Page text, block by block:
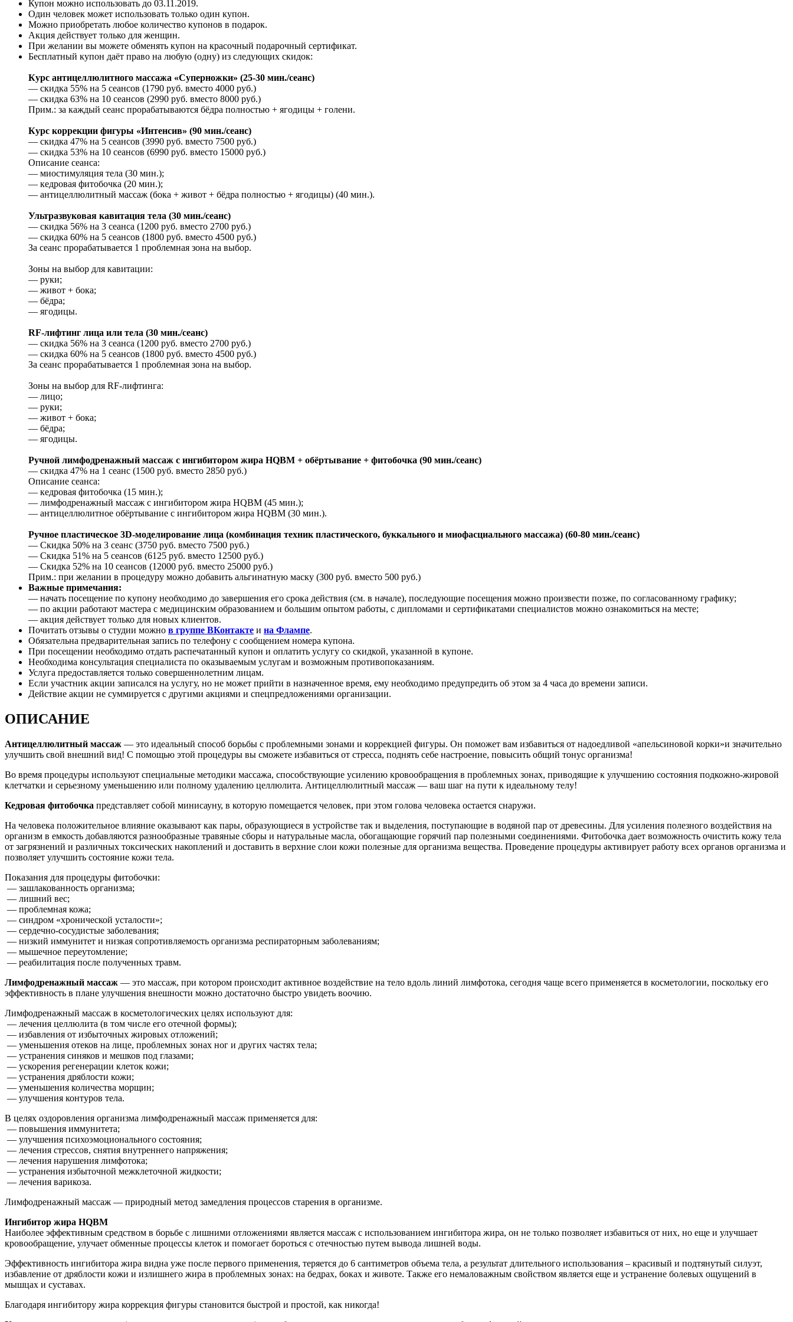
Купон можно использовать до 03.11.2019.
Один человек может использовать только один купон.
Можно приобретать любое количество купонов в подарок.
Акция действует только для женщин.
При желании вы можете обменять купон на красочный подарочный сертификат.
Бесплатный купон даёт право на любую (одну) из следующих скидок:
Курс антицеллюлитного массажа «Суперножки» (25-30 мин./сеанс)
— скидка 55% на 5 сеансов (1790 руб. вместо 4000 руб.)
— скидка 63% на 10 сеансов (2990 руб. вместо 8000 руб.)
Прим.: за каждый сеанс прорабатываются бёдра полностью + ягодицы + голени.
Курс коррекции фигуры «Интенсив» (90 мин./сеанс)
— скидка 47% на 5 сеансов (3990 руб. вместо 7500 руб.)
— скидка 53% на 10 сеансов (6990 руб. вместо 15000 руб.)
Описание сеанса:
— миостимуляция тела (30 мин.);
— кедровая фитобочка (20 мин.);
— антицеллюлитный массаж (бока + живот + бёдра полностью + ягодицы) (40 мин.).
Ультразвуковая кавитация тела (30 мин./сеанс)
— скидка 56% на 3 сеанса (1200 руб. вместо 2700 руб.)
— скидка 60% на 5 сеансов (1800 руб. вместо 4500 руб.)
За сеанс прорабатывается 1 проблемная зона на выбор.
Зоны на выбор для кавитации:
— руки;
— живот + бока;
— бёдра;
— ягодицы.
RF-лифтинг лица или тела (30 мин./сеанс)
— скидка 56% на 3 сеанса (1200 руб. вместо 2700 руб.)
— скидка 60% на 5 сеансов (1800 руб. вместо 4500 руб.)
За сеанс прорабатывается 1 проблемная зона на выбор.
Зоны на выбор для RF-лифтинга:
— лицо;
— руки;
— живот + бока;
— бёдра;
— ягодицы.
Ручной лимфодренажный массаж с ингибитором жира HQBM + обёртывание + фитобочка (90 мин./сеанс)
— скидка 47% на 1 сеанс (1500 руб. вместо 2850 руб.)
Описание сеанса:
— кедровая фитобочка (15 мин.);
— лимфодренажный массаж с ингибитором жира HQBM (45 мин.);
— антицеллюлитное обёртывание с ингибитором жира HQBM (30 мин.).
Ручное пластическое 3D-моделирование лица (комбинация техник пластического, буккального и миофасциального массажа) (60-80 мин./сеанс)
— Скидка 50% на 3 сеанс (3750 руб. вместо 7500 руб.)
— Скидка 51% на 5 сеансов (6125 руб. вместо 12500 руб.)
— Скидка 52% на 10 сеансов (12000 руб. вместо 25000 руб.)
Прим.: при желании в процедуру можно добавить альгинатную маску (300 руб. вместо 500 руб.)
Важные примечания:
— начать посещение по купону необходимо до завершения его срока действия (см. в начале), последующие посещения можно произвести позже, по согласованному графику;
— по акции работают мастера с медицинским образованием и большим опытом работы, с дипломами и сертификатами специалистов можно ознакомиться на месте;
— акция действует только для новых клиентов.
Почитать отзывы о студии можно в группе ВКонтакте и на Флампе.
Обязательна предварительная запись по телефону с сообщением номера купона.
При посещении необходимо отдать распечатанный купон и оплатить услугу со скидкой, указанной в купоне.
Необходима консультация специалиста по оказываемым услугам и возможным противопоказаниям.
Услуга предоставляется только совершеннолетним лицам.
Если участник акции записался на услугу, но не может прийти в назначенное время, ему необходимо предупредить об этом за 4 часа до времени записи.
Действие акции не суммируется с другими акциями и спецпредложениями организации.
ОПИСАНИЕ
Антицеллюлитный массаж — это идеальный способ борьбы с проблемными зонами и коррекцией фигуры. Он поможет вам избавиться от надоедливой «апельсиновой корки»и значительно
улучшить свой внешний вид! С помощью этой процедуры вы сможете избавиться от стресса, поднять себе настроение, повысить общий тонус организма!
Во время процедуры используют специальные методики массажа, способствующие усилению кровообращения в проблемных зонах, приводящие к улучшению состояния подкожно-жировой
клетчатки и серьезному уменьшению или полному удалению целлюлита. Антицеллюлитный массаж — ваш шаг на пути к идеальному телу!
Кедровая фитобочка представляет собой минисауну, в которую помещается человек, при этом голова человека остается снаружи.
На человека положительное влияние оказывают как пары, образующиеся в устройстве так и выделения, поступающие в водяной пар от древесины. Для усиления полезного воздействия на
организм в емкость добавляются разнообразные травяные сборы и натуральные масла, обогащающие горячий пар полезными соединениями. Фитобочка дает возможность очистить кожу тела
от загрязнений и различных токсических накоплений и доставить в верхние слои кожи полезные для организма вещества. Проведение процедуры активирует работу всех органов организма и
позволяет улучшить состояние кожи тела.
Показания для процедуры фитобочки:
— зашлакованность организма;
— лишний вес;
— проблемная кожа;
— синдром «хронической усталости»;
— сердечно-сосудистые заболевания;
— низкий иммунитет и низкая сопротивляемость организма респираторным заболеваниям;
— мышечное переутомление;
— реабилитация после полученных травм.
Лимфодренажный массаж — это массаж, при котором происходит активное воздействие на тело вдоль линий лимфотока, сегодня чаще всего применяется в косметологии, поскольку его
эффективность в плане улучшения внешности можно достаточно быстро увидеть воочию.
Лимфодренажный массаж в косметологических целях используют для:
— лечения целлюлита (в том числе его отечной формы);
— избавления от избыточных жировых отложений;
— уменьшения отеков на лице, проблемных зонах ног и других частях тела;
— устранения синяков и мешков под глазами;
— ускорения регенерации клеток кожи;
— устранения дряблости кожи;
— уменьшения количества морщин;
— улучшения контуров тела.
В целях оздоровления организма лимфодренажный массаж применяется для:
— повышения иммунитета;
— улучшения психоэмоционального состояния;
— лечения стрессов, снятия внутреннего напряжения;
— лечения нарушения лимфотока;
— устранения избыточной межклеточной жидкости;
— лечения варикоза.
Лимфодренажный массаж — природный метод замедления процессов старения в организме.
Ингибитор жира HQBM
Наиболее эффективным средством в борьбе с лишними отложениями является массаж с использованием ингибитора жира, он не только позволяет избавиться от них, но еще и улучшает
кровообращение, улучает обменные процессы клеток и помогает бороться с отечностью путем вывода лишней воды.
Эффективность ингибитора жира видна уже после первого применения, теряется до 6 сантиметров объема тела, а результат длительного использования – красивый и подтянутый силуэт,
избавление от дряблости кожи и излишнего жира в проблемных зонах: на бедрах, боках и животе. Также его немаловажным свойством является еще и устранение болевых ощущений в
мышцах и суставах.
Благодаря ингибитору жира коррекция фигуры становится быстрой и простой, как никогда!